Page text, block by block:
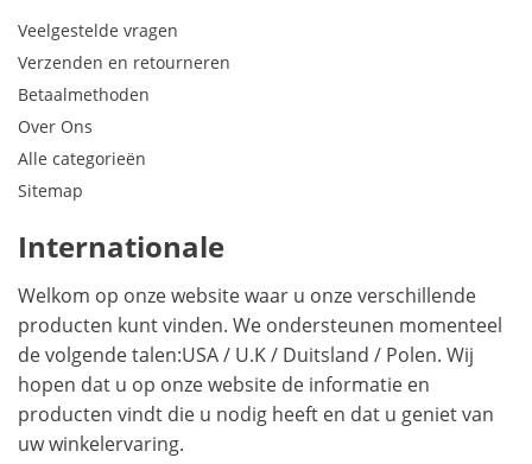
Veelgestelde vragen
Verzenden en retourneren
Betaalmethoden
Over Ons
Alle categorieën
Sitemap
Internationale
Welkom op onze website waar u onze verschillende
producten kunt vinden. We ondersteunen momenteel
de volgende talen:USA/ U.K/ Duitsland / Polen. Wij
hopen dat u op onze website de informatie en
producten vindt die u nodig heeft en dat u geniet van
uw winkelervaring.